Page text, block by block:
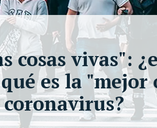
cosas vivas":
es la